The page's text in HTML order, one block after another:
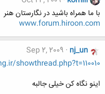
با ما همراه باشید در نگارستان هنر
www.forum.hiroon.com
nj_un
Sep 2, 2009
showthread.php?t=110010
اينو نگاه کن خيلی جالبه